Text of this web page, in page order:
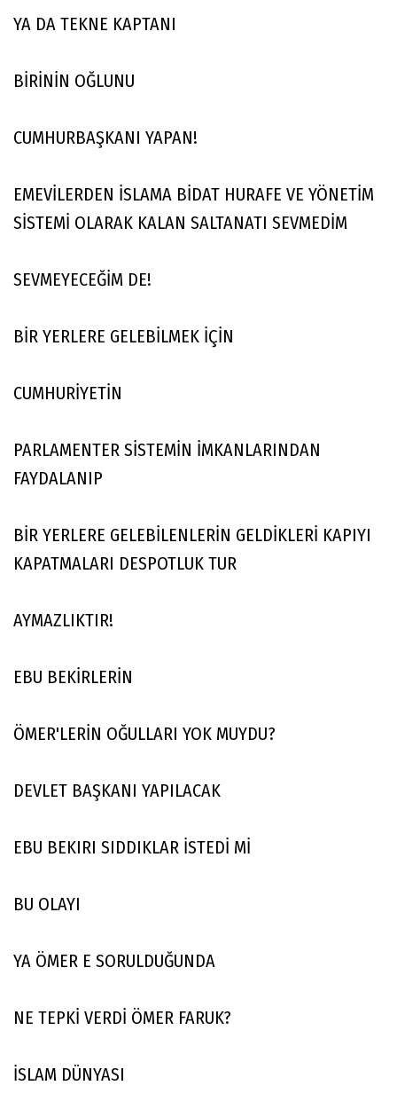
YA DA TEKNE KAPTANI
BİRİNİN OĞLUNU
CUMHURBAŞKANI YAPAN!
EMEVİLERDEN İSLAMA BİDAT HURAFE VE YÖNETİM
SİSTEMİ OLARAK KALAN SALTANATI SEVMEDİM
SEVMEYECEĞİM DE!
BİR YERLERE GELEBİLMEK İÇİN
CUMHURİYETİN
PARLAMENTER SİSTEMİN İMKANLARINDAN
FAYDALANIP
BİR YERLERE GELEBİLENLERİN GELDİKLERİ KAPIYI
KAPATMALARI DESPOTLUK TUR
AYMAZLIKTIR!
EBU BEKİRLERİN
ÖMER'LERİN OĞULLARI YOK MUYDU?
DEVLET BAŞKANI YAPILACAK
EBU BEKIRI SIDDIKLAR İSTEDİ Mİ
BU OLAYI
YA ÖMER E SORULDUĞUNDA
NE TEPKİ VERDİ ÖMER FARUK?
İSLAM DÜNYASI